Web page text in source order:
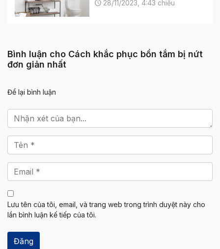
28/11/2023, 4:43 chiều
Bình luận cho Cách khắc phục bồn tắm bị nứt
đơn giản nhất
Để lại bình luận
Lưu tên của tôi, email, và trang web trong trình duyệt này cho
lần bình luận kế tiếp của tôi.